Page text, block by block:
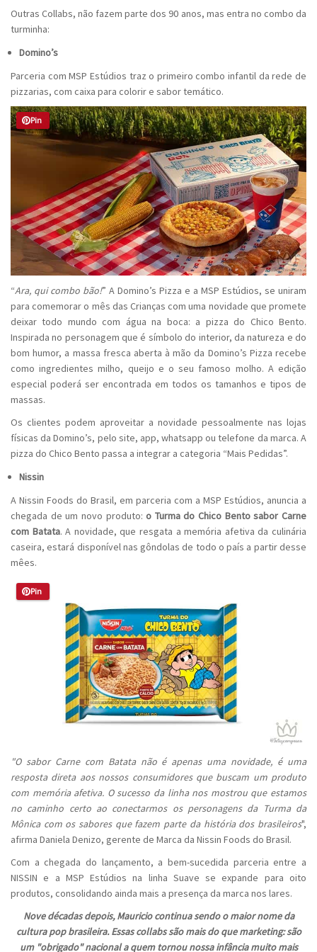
Outras Collabs, não fazem parte dos 90 anos, mas entra no combo da
turminha:
Domino’s
Parceria com MSP Estúdios traz o primeiro combo infantil da rede de
pizzarias, com caixa para colorir e sabor temático.
Pin
“Ara, qui combo bão!” A Domino’s Pizza e a MSP Estúdios, se uniram
para comemorar o mês das Crianças com uma novidade que promete
deixar todo mundo com água na boca: a pizza do Chico Bento.
Inspirada no personagem que é símbolo do interior, da natureza e do
bom humor, a massa fresca aberta à mão da Domino’s Pizza recebe
como ingredientes milho, queijo e o seu famoso molho. A edição
especial poderá ser encontrada em todos os tamanhos e tipos de
massas.
Os clientes podem aproveitar a novidade pessoalmente nas lojas
físicas da Domino’s, pelo site, app, whatsapp ou telefone da marca. A
pizza do Chico Bento passa a integrar a categoria “Mais Pedidas”.
Nissin
A Nissin Foods do Brasil, em parceria com a MSP Estúdios, anuncia a
chegada de um novo produto:o Turma do Chico Bento sabor Carne
com Batata. A novidade, que resgata a memória afetiva da culinária
caseira, estará disponível nas gôndolas de todo o país a partir desse
mêes.
Pin
"O sabor Carne com Batata não é apenas uma novidade, é uma
resposta direta aos nossos consumidores que buscam um produto
com memória afetiva. O sucesso da linha nos mostrou que estamos
no caminho certo ao conectarmos os personagens da Turma da
Mônica com os sabores que fazem parte da história dos brasileiros",
afirma Daniela Denizo, gerente de Marca da Nissin Foods do Brasil.
Com a chegada do lançamento, a bem-sucedida parceria entre a
NISSIN e a MSP Estúdios na linha Suave se expande para oito
produtos, consolidando ainda mais a presença da marca nos lares.
Nove décadas depois, Mauricio continua sendo o maior nome da
cultura pop brasileira. Essas collabs são mais do que marketing: são
um "obrigado" nacional a quem tornou nossa infância muito mais